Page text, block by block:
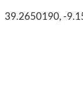
39.2650190, -